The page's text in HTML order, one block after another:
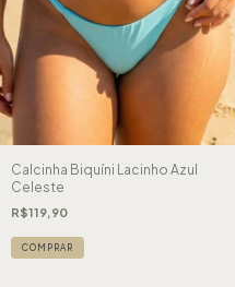
Calcinha Biquíni Lacinho Azul
Celeste
R$119,90
COMPRAR